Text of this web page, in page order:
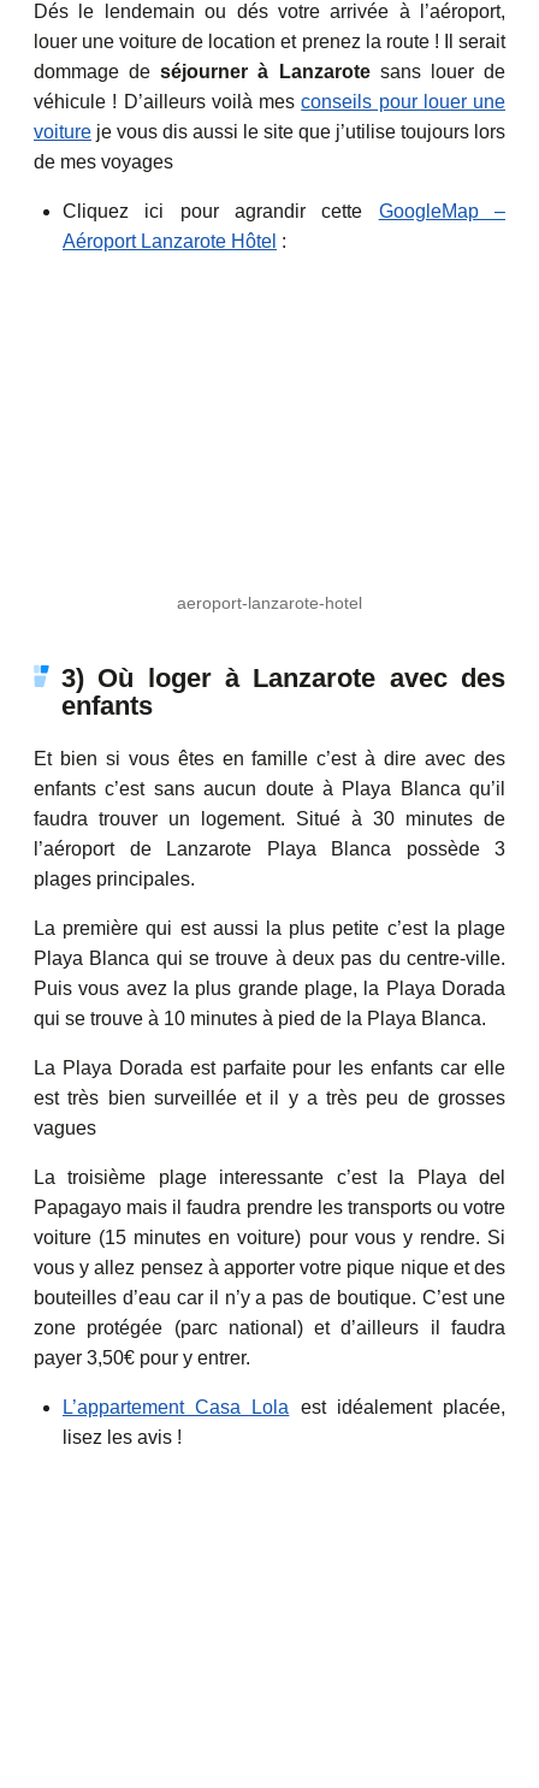
Dés le lendemain ou dés votre arrivée à l’aéroport,
louer une voiture de location et prenez la route ! Il serait
dommage deséjourner à Lanzarotesans louer de
véhicule ! D’ailleurs voilà mesconseils pour louer une
voiture je vous dis aussi le site que j’utilise toujours lors
de mes voyages
Cliquez ici pour agrandir cette GoogleMap –
Aéroport Lanzarote Hôtel :
aeroport-lanzarote-hotel
3) Où loger à Lanzarote avec des
enfants
Et bien si vous êtes en famille c’est à dire avec des
enfants c’est sans aucun doute à Playa Blanca qu’il
faudra trouver un logement. Situé à 30 minutes de
l’aéroport de Lanzarote Playa Blanca possède 3
plages principales.
La première qui est aussi la plus petite c’est la plage
Playa Blanca qui se trouve à deux pas du centre-ville.
Puis vous avez la plus grande plage, la Playa Dorada
qui se trouve à 10 minutes à pied de la Playa Blanca.
La Playa Dorada est parfaite pour les enfants car elle
est très bien surveillée et il y a très peu de grosses
vagues
La troisième plage interessante c’est la Playa del
Papagayo mais il faudra prendre les transports ou votre
voiture (15 minutes en voiture) pour vous y rendre. Si
vous y allez pensez à apporter votre pique nique et des
bouteilles d’eau car il n’y a pas de boutique. C’est une
zone protégée (parc national) et d’ailleurs il faudra
payer 3,50€ pour y entrer.
L’appartement Casa Lola est idéalement placée,
lisez les avis !